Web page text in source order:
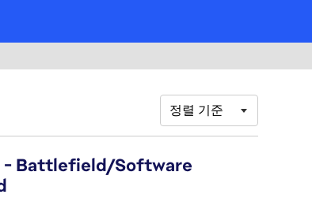
정렬 기준
- Battlefield/Software